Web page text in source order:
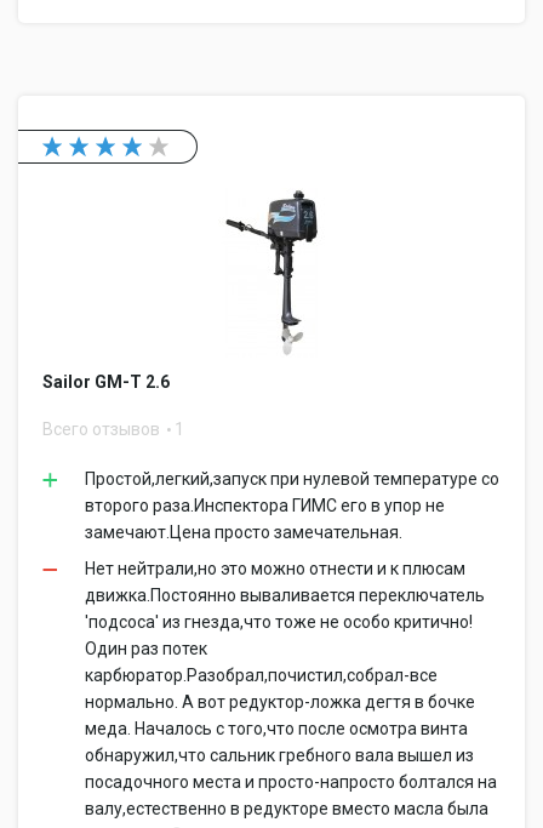
Sailor GM-T 2.6
Всего отзывов 1
Простой,легкий,запуск при нулевой температуре со
второго раза.Инспектора ГИМС его в упор не
замечают.Цена просто замечательная.
Нет нейтрали,но это можно отнести и к плюсам
движка.Постоянно вываливается переключатель
'подсоса' из гнезда,что тоже не особо критично!
Один раз потек
карбюратор.Разобрал,почистил,собрал-все
нормально. А вот редуктор-ложка дегтя в бочке
меда. Началось с того,что после осмотра винта
обнаружил,что сальник гребного вала вышел из
посадочного места и просто-напросто болтался на
валу,естественно в редукторе вместо масла была